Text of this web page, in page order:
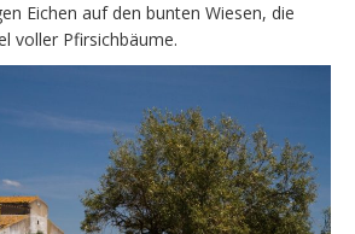
Eichen auf den bunten Wiesen, die
voller Pfirsichbäume.